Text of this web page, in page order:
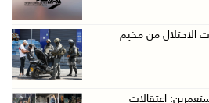
التعليم الوجاهي ...
الاحتلال من مخيم
اعتقالات